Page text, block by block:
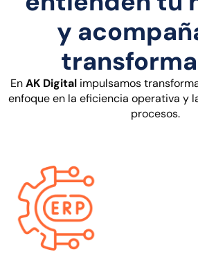
y
EnAK Digital impulsamos
enfoque en la eficiencia operativa y
procesos.